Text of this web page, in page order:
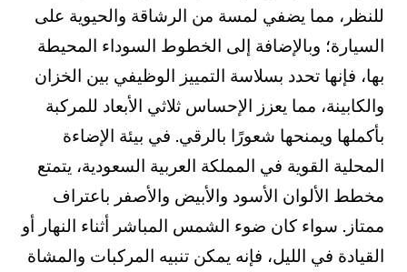
للنظر، مما يضفي لمسة من الرشاقة والحيوية على
السيارة؛ وبالإضافة إلى الخطوط السوداء المحيطة
بها، فإنها تحدد بسلاسة التمييز الوظيفي بين الخزان
والكابينة، مما يعزز الإحساس ثلاثي الأبعاد للمركبة
بأكملها ويمنحها شعورًا بالرقي. في بيئة الإضاءة
المحلية القوية في المملكة العربية السعودية، يتمتع
مخطط الألوان الأسود والأبيض والأصفر باعتراف
ممتاز. سواء كان ضوء الشمس المباشر أثناء النهار أو
القيادة في الليل، فإنه يمكن تنبيه المركبات والمشاة